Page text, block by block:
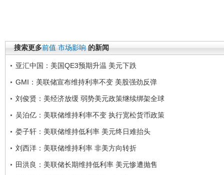
搜索更多前值 市场影响 的新闻
亚汇中国：美国QE3预期升温 美元下跌
GMI：美联储宣布维持利率不变 美股强劲反弹
刘俊贤：美经济放缓 弱势美元政策继续绑架全球
吴泊亿：美联储维持利率不变 执行宽松货币政策
娄子轩：美联储维持低利率 美元终日难抬头
刘西洋：美联储维持利率 非美方向转折
田洪良：美联储长期维持低利率 美元惨遭抛售